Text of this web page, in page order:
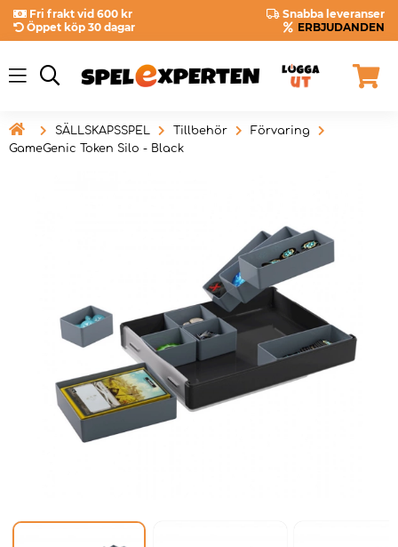
Fri frakt vid 600 kr
Snabba leveranser
Öppet köp 30 dagar
ERBJUDANDEN
 SÄLLSKAPSSPEL Tillbehör
Förvaring
GameGenic Token Silo - Black